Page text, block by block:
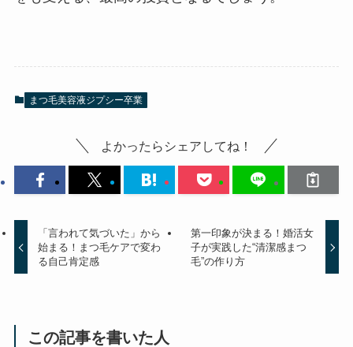
まつ毛美容液ジプシー卒業
よかったらシェアしてね！
「言われて気づいた」から
始まる！まつ毛ケアで変わ
る自己肯定感
第一印象が決まる！婚活女
子が実践した“清潔感まつ
毛”の作り方
この記事を書いた人